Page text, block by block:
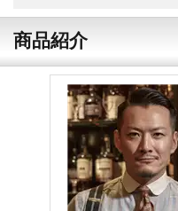
商品紹介